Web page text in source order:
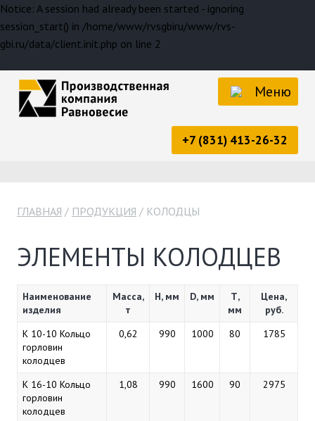
Notice: A session had already been started - ignoring
session_start() in /home/www/rvsgbiru/www/rvs-
gbi.ru/data/client.init.php on line 2
Меню
+7 (831) 413-26-32
ГЛАВНАЯ ПРОДУКЦИЯ КОЛОДЦЫ
ЭЛЕМЕНТЫ КОЛОДЦЕВ
Наименование
изделия
Масса,
т
Н, мм D, мм
Т,
мм
Цена,
руб.
К 10-10 Кольцо
горловин
колодцев
0,62 990 1000 80 1785
К 16-10 Кольцо
горловин
колодцев
1,08 990 1600 90 2975